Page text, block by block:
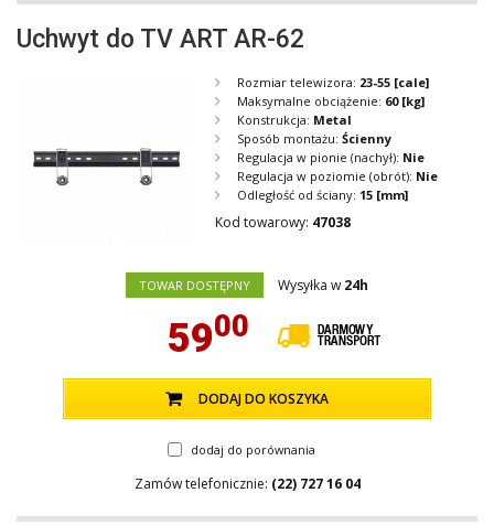
Uchwyt do TV ART AR-62
Rozmiar telewizora: 23-55 [cale]
Maksymalne obciążenie: 60 [kg]
Konstrukcja: Metal
Sposób montażu: Ścienny
Regulacja w pionie (nachył): Nie
Regulacja w poziomie (obrót): Nie
Odległość od ściany: 15 [mm]
Kod towarowy: 47038
TOWAR DOSTĘPNY Wysyłka w 24h
5900
DODAJ DO KOSZYKA
dodaj do porównania
Zamów telefonicznie: (22) 727 16 04